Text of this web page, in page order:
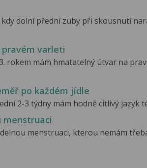
dolní přední zuby při skousnutí
varleti
rokem mám hmatatelný útvar na
po každém jídle
2-3 týdny mám hodně citlivý jazyk
menstruaci
menstruaci, kterou nemám